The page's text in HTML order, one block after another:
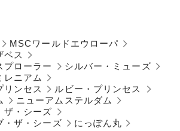
MSCワールドエウローパ
ベス
プローラー
シルバー・ミューズ
レニアム
リンセス
ルビー・プリンセス
ニューアムステルダム
ザ・シーズ
・ザ・シーズ
にっぽん丸